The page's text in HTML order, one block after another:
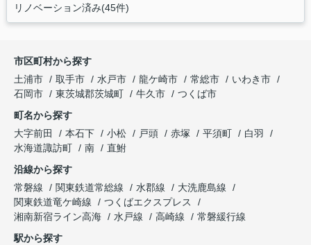
リノベーション済み(45件)
市区町村から探す
土浦市
取手市 水戸市 龍ケ崎市 常総市
いわき市
石岡市
東茨城郡茨城町 牛久市
つくば市
町名から探す
大字前田
本石下 小松 戸頭 赤塚 平須町
白羽
水海道諏訪町
南
直鮒
沿線から探す
常磐線
関東鉄道常総線 水郡線
大洗鹿島線
関東鉄道竜ケ崎線
つくばエクスプレス
湘南新宿ライン高海
水戸線 高崎線
常磐緩行線
駅から探す